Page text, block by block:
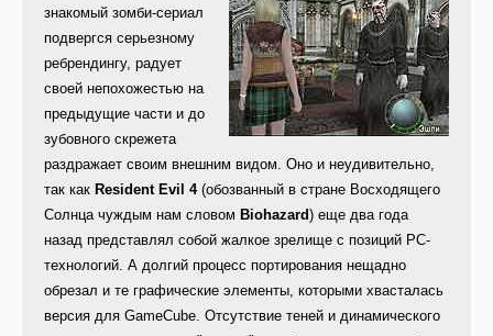
знакомый зомби-сериал
подвергся серьезному
ребрендингу, радует
своей непохожестью на
предыдущие части и до
зубовного скрежета
раздражает своим внешним видом. Оно и неудивительно,
так как Resident Evil 4(обозванный в стране Восходящего
Солнца чуждым нам словом Biohazard) еще два года
назад представлял собой жалкое зрелище с позиций PC-
технологий. А долгий процесс портирования нещадно
обрезал и те графические элементы, которыми хвасталась
версия для GameCube. Отсутствие теней и динамического